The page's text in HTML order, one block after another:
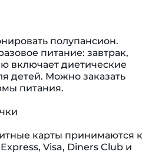
полупансион.
питание: завтрак,
включает диетические
детей. Можно заказать
питания.
карты принимаются к
Visa, Diners Club и